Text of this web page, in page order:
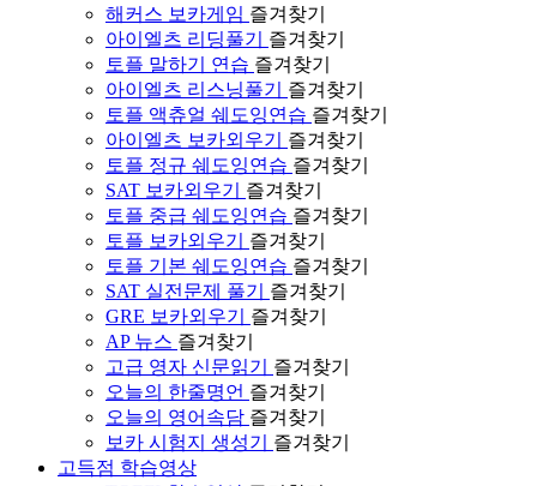
해커스 보카게임 즐겨찾기
아이엘츠 리딩풀기
즐겨찾기
토플 말하기 연습 즐겨찾기
아이엘츠 리스닝풀기
즐겨찾기
토플 액츄얼 쉐도잉연습 즐겨찾기
아이엘츠 보카외우기
즐겨찾기
토플 정규 쉐도잉연습 즐겨찾기
SAT 보카외우기
즐겨찾기
토플 중급 쉐도잉연습 즐겨찾기
토플 보카외우기
즐겨찾기
토플 기본 쉐도잉연습 즐겨찾기
SAT 실전문제 풀기
즐겨찾기
GRE 보카외우기
즐겨찾기
AP 뉴스 즐겨찾기
고급 영자 신문읽기
즐겨찾기
오늘의 한줄명언 즐겨찾기
오늘의 영어속담 즐겨찾기
보카 시험지 생성기
즐겨찾기
고득점 학습영상